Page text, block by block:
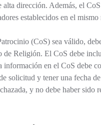
alta dirección. Además, el
establecidos en el
(CoS) sea válido,
Religión. El CoS debe
en el CoS debe
solicitud y tener una fecha
y no debe haber